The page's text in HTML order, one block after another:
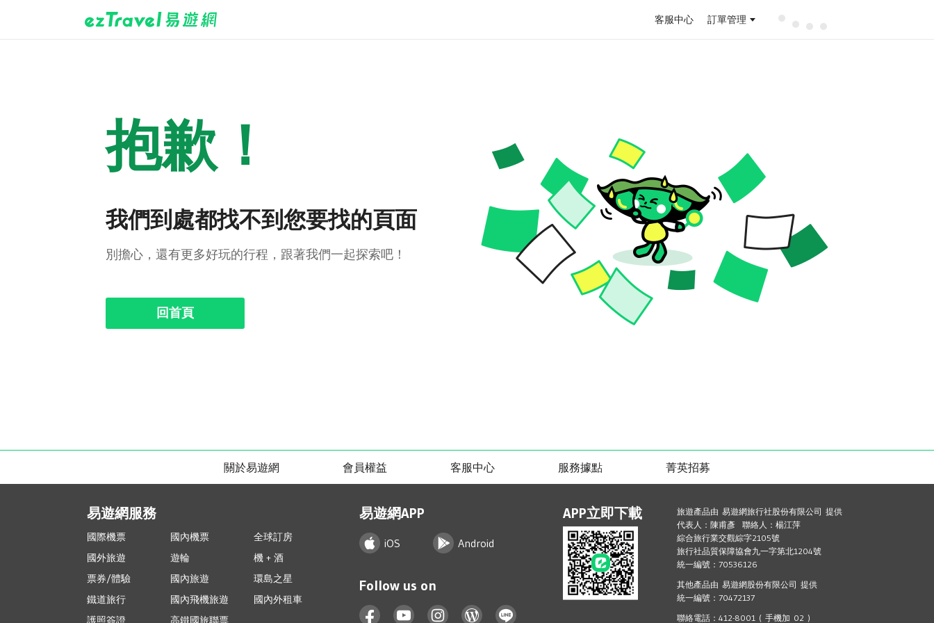
客服中心 訂單管理
抱歉！
我們到處都找不到您要找的頁面
別擔心，還有更多好玩的行程，跟著我們一起探索吧！
回首頁
關於易遊網 會員權益 客服中心 服務據點 菁英招募
易遊網服務
國際機票 國內機票
全球訂房
國外旅遊
遊輪
機 + 酒
票券/體驗
國內旅遊
環島之星
鐵道旅行
國內飛機旅遊
國內外租車
護照簽證
高鐵國旅聯票
易遊網APP
iOS Android
Follow us on
APP立即下載
旅遊產品由 易遊網旅行社股份有限公司 提供
代表人：陳甫彥 聯絡人：楊江萍
綜合旅行業交觀綜字2105號
旅行社品質保障協會九一字第北1204號
統一編號：70536126
其他產品由 易遊網股份有限公司 提供
統一編號：70472137
聯絡電話：412-8001 ( 手機加 02 )